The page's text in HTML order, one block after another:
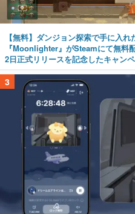
【無料】ダンジョン探索で手に入
『Moonlighter』がSteamにて無料
2日正式リリースを記念したキャン
3